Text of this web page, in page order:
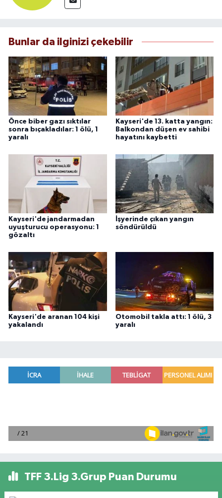
Bunlar da ilginizi çekebilir
Önce biber gazı sıktılar
sonra bıçakladılar: 1 ölü, 1
yaralı
Kayseri'de 13. katta yangın:
Balkondan düşen ev sahibi
hayatını kaybetti
Kayseri'de jandarmadan
uyuşturucu operasyonu: 1
gözaltı
İşyerinde çıkan yangın
söndürüldü
Kayseri'de aranan 104 kişi
yakalandı
Otomobil takla attı: 1 ölü, 3
yaralı
TFF 3.Lig 3.Grup Puan Durumu